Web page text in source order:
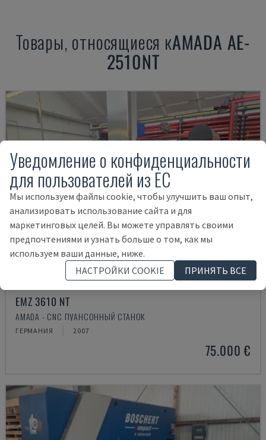
Товары, относящиеся кAMADA AE-
2510NT
EMZ 3610 NT
AMADA - CNC ПУАНСОННЫЙ СТАНОК
ГЕРМАНИЯ 2007
75.000 €
Уведомление о конфиденциальности
для пользователей из ЕС
Мы используем файлы cookie, чтобы улучшить ваш опыт,
анализировать использование сайта и для
маркетинговых целей. Вы можете управлять своими
предпочтениями и узнать больше о том, как мы
используем ваши данные, ниже.
НАСТРОЙКИ COOKIE
ПРИНЯТЬ ВСЕ